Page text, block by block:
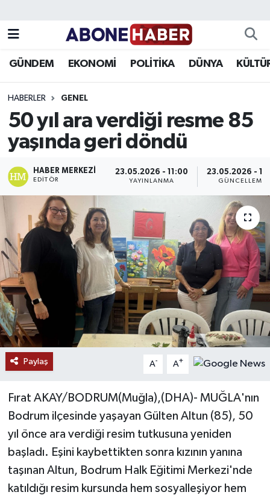
GÜNDEM EKONOMİ POLİTİKA DÜNYA
HABERLER GENEL
50 yıl ara verdiği resme 85
yaşında geri döndü
HABER MERKEZI
EDITÖR
23.05.2026 - 11:00
YAYINLANMA
23.05.2026 -
GÜNCELLEME
Paylaş A- A+
Fırat AKAY/BODRUM(Muğla),(DHA)- MUĞLA'nın
Bodrum ilçesinde yaşayan Gülten Altun (85), 50
yıl önce ara verdiği resim tutkusuna yeniden
başladı. Eşini kaybettikten sonra kızının yanına
taşınan Altun, Bodrum Halk Eğitimi Merkezi'nde
katıldığı resim kursunda hem sosyalleşiyor hem
Asayiş
Bilim ve Teknoloji
Çevre
Dünya
Ekonomi
Genel
Gündem
Kültür Sanat
Magazin
Politika
Süper Lig Puan Durumu ve Fikstür
Tüm Manşetler
Son Dakika Haberleri
Haber Arşivi